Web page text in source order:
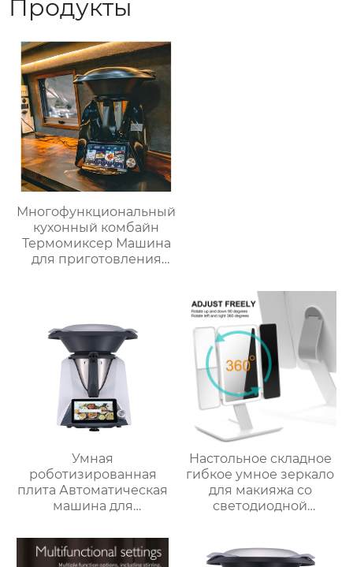
Продукты
Многофункциональный
кухонный комбайн
Термомиксер Машина
для приготовления
Умная
роботизированная
плита Автоматическая
машина для
Интеллектуальный
Робот для
Настольное складное
гибкое умное зеркало
для макияжа со
светодиодной